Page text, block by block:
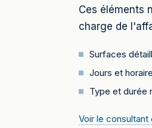
Ces éléments
charge de
Surfaces
Jours et
Type et durée
Voir le